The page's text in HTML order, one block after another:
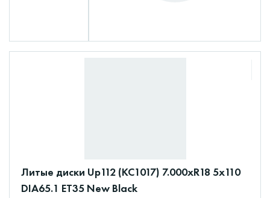
Литые диски Up112 (КС1017) 7.000xR18 5x110
DIA65.1 ET35 New Black